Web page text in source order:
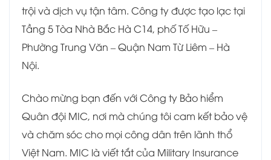
trội và dịch vụ tận tâm. Công ty được tạo lạc tại
Tầng 5 Tòa Nhà Bắc Hà C14, phố Tố Hữu –
Phường Trung Văn – Quận Nam Từ Liêm – Hà
Nội.
Chào mừng bạn đến với Công ty Bảo hiểm
Quân đội MIC, nơi mà chúng tôi cam kết bảo vệ
và chăm sóc cho mọi công dân trên lãnh thổ
Việt Nam. MIC là viết tắt của Military Insurance